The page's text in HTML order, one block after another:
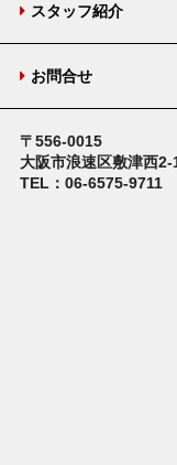
スタッフ紹介
お問合せ
〒556-0015
大阪市浪速区敷津西2-
TEL：06-6575-9711